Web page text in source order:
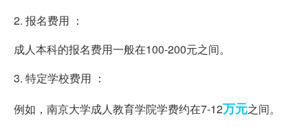
2. 报名费用 ：
成人本科的报名费用一般在100-200元之间。
3. 特定学校费用 ：
例如，南京大学成人教育学院学费约在7-12万元之间。